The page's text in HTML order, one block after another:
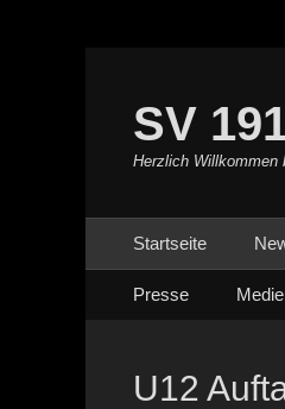
SV
Herzlich Willkommen
Primäres
Inhalt
Startseite
Sekundäres
Inhalt
Presse
U12